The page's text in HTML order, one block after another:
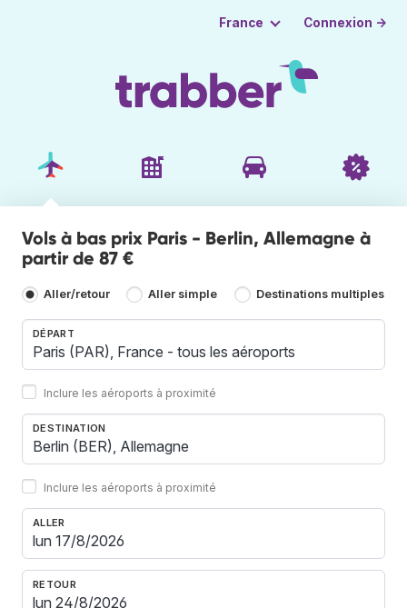
France Connexion →
Vols à bas prix Paris - Berlin, Allemagne à
partir de 87 €
Aller/retour Aller simple Destinations multiples
DÉPART
Inclure les aéroports à proximité
DESTINATION
Inclure les aéroports à proximité
ALLER
RETOUR